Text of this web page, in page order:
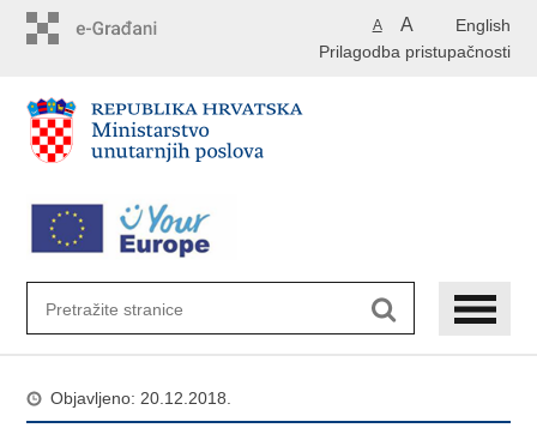
English
A A
Prilagodba pristupačnosti
Objavljeno: 20.12.2018.